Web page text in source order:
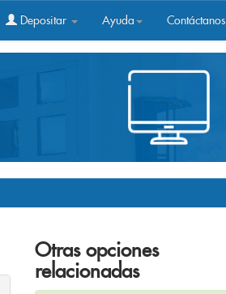
Depositar Ayuda Contáctanos
Otras opciones
relacionadas